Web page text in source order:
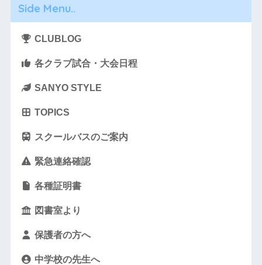
Side Menu..
CLUBLOG
各クラブ試合・大会日程
SANYO STYLE
TOPICS
スクールバスのご案内
緊急連絡確認
各種証明書
図書室より
保護者の方へ
中学校の先生へ